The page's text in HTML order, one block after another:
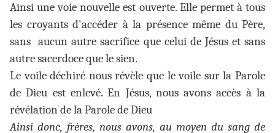
Ainsi une voie nouvelle est ouverte. Elle permet à tous
les croyants d'accéder à la présence même du Père,
sans aucun autre sacrifice que celui de Jésus et sans
autre sacerdoce que le sien.
Le voile déchiré nous révèle que le voile sur la Parole
de Dieu est enlevé. En Jésus, nous avons accès à la
révélation de la Parole de Dieu
Ainsi donc, frères, nous avons, au moyen du sang de